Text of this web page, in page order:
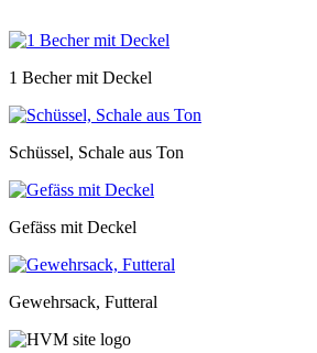
1 Becher mit Deckel
Schüssel, Schale aus Ton
Gefäss mit Deckel
Gewehrsack, Futteral